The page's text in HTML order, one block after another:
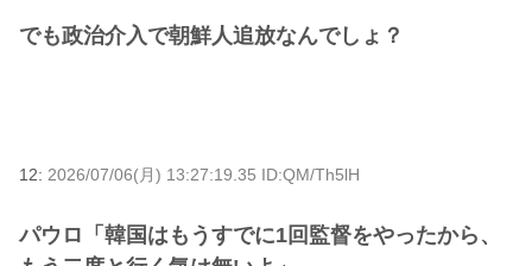
でも政治介入で朝鮮人追放なんでしょ？
12: 2026/07/06(月) 13:27:19.35 ID:QM/Th5lH
パウロ「韓国はもうすでに1回監督をやったから、